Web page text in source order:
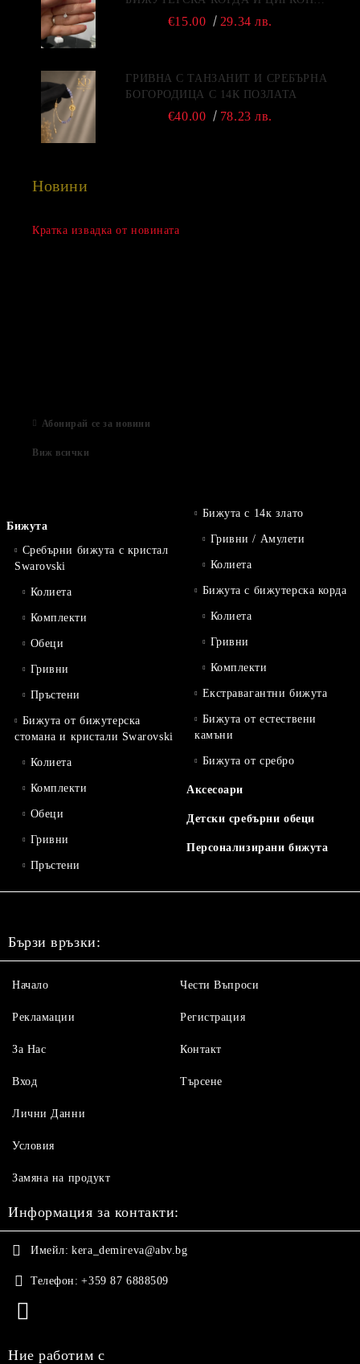
€15.00 29.34 лв.
ГРИВНА С ТАНЗАНИТ И СРЕБЪРНА
БОГОРОДИЦА С 14К ПОЗЛАТА
€40.00 78.23 лв.
Новини
Кратка извадка от новината
Абонирай се за новини
Виж всички
Бижута
Сребърни бижута с кристал
Swarovski
Колиета
Комплекти
Обеци
Гривни
Пръстени
Бижута от бижутерска
стомана и кристали Swarovski
Колиета
Комплекти
Обеци
Гривни
Пръстени
Бижута с 14к злато
Гривни / Амулети
Колиета
Бижута с бижутерска корда
Колиета
Гривни
Комплекти
Екстравагантни бижута
Бижута от естествени
камъни
Бижута от сребро
Аксесоари
Детски сребърни обеци
Персонализирани бижута
Бързи връзки:
Начало
Рекламации
За Нас
Вход
Чести Въпроси
Регистрация
Контакт
Търсене
Лични Данни
Условия
Замяна на продукт
Информация за контакти:
Имейл: kera_demireva@abv.bg
Телефон: +359 87 6888509
Ние работим с